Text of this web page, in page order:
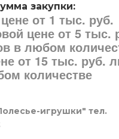
закупки:
от 1 тыс. руб.
цене от 5 тыс.
в любом
от 15 тыс. руб.
количестве
игрушки" тел.